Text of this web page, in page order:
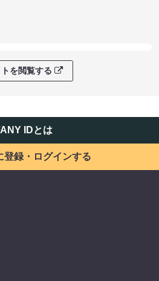
を閲覧する
IDとは
登録・ログインする